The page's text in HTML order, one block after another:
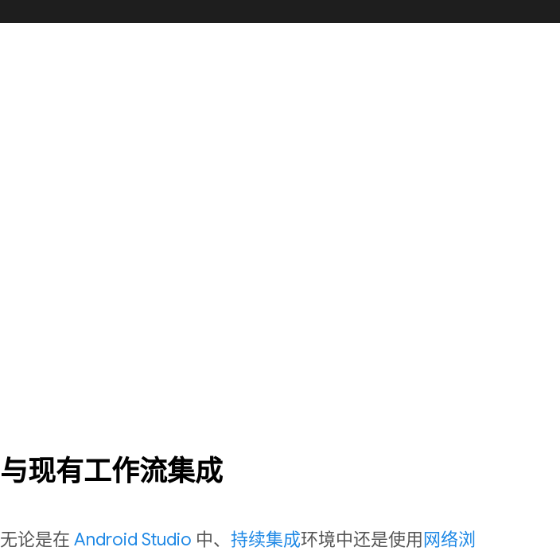
与现有工作流集成
无论是在 Android Studio 中、 持续集成环境中还是使用 网络浏